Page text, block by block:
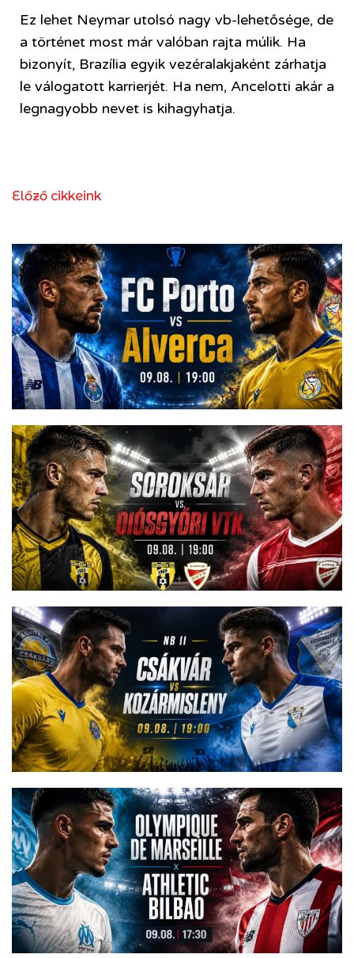
Előző cikkeink
Ez lehet Neymar utolsó nagy vb-lehetősége, de
a történet most már valóban rajta múlik. Ha
bizonyít, Brazília egyik vezéralakjaként zárhatja
le válogatott karrierjét. Ha nem, Ancelotti akár a
legnagyobb nevet is kihagyhatja.